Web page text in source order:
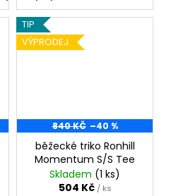
TIP
VÝPRODEJ
840 KČ –40 %
běžecké triko Ronhill
Momentum S/S Tee
Skladem (1 ks)
504 Kč / ks